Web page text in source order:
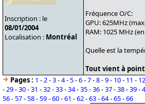
Inscription : le
08/01/2004
Localisation : Montréal
Fréquence O/C:
GPU: 625MHz
RAM: 1025 MHz
Quelle est la
Tout vient à
Pages : 1 -2-3-4-5-6-7-8-9- 10- 11 - 12
-29-30-31 -32-33-34-35-36-37-38-39-
56-57-58-59-60-61 -62-63-64-65-66